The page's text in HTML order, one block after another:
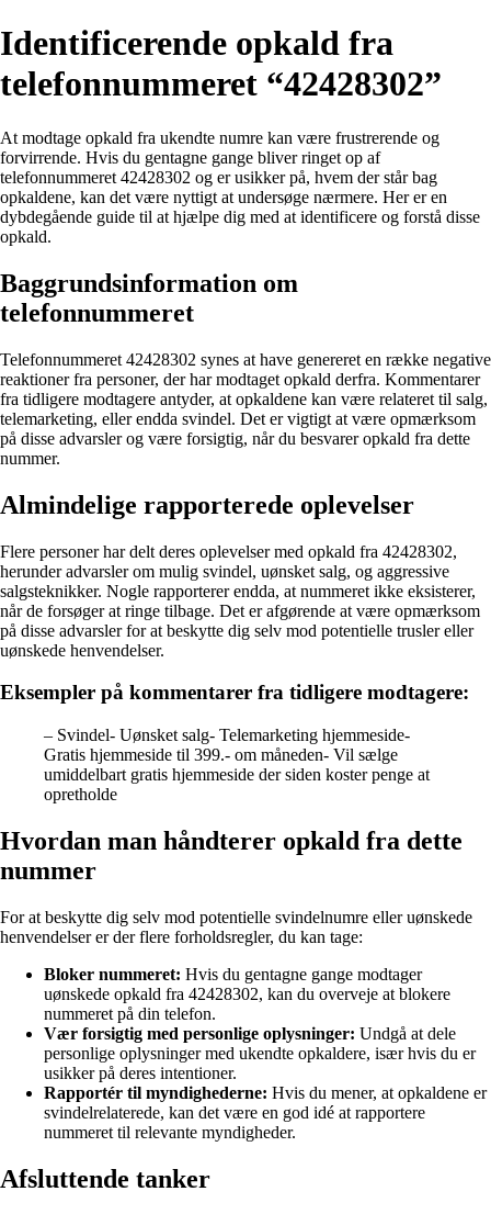
Identificerende opkald fra
telefonnummeret “42428302”
At modtage opkald fra ukendte numre kan være frustrerende og
forvirrende. Hvis du gentagne gange bliver ringet op af
telefonnummeret 42428302 og er usikker på, hvem der står bag
opkaldene, kan det være nyttigt at undersøge nærmere. Her er en
dybdegående guide til at hjælpe dig med at identificere og forstå disse
opkald.
Baggrundsinformation om
telefonnummeret
Telefonnummeret 42428302 synes at have genereret en række negative
reaktioner fra personer, der har modtaget opkald derfra. Kommentarer
fra tidligere modtagere antyder, at opkaldene kan være relateret til salg,
telemarketing, eller endda svindel. Det er vigtigt at være opmærksom
på disse advarsler og være forsigtig, når du besvarer opkald fra dette
nummer.
Almindelige rapporterede oplevelser
Flere personer har delt deres oplevelser med opkald fra 42428302,
herunder advarsler om mulig svindel, uønsket salg, og aggressive
salgsteknikker. Nogle rapporterer endda, at nummeret ikke eksisterer,
når de forsøger at ringe tilbage. Det er afgørende at være opmærksom
på disse advarsler for at beskytte dig selv mod potentielle trusler eller
uønskede henvendelser.
Eksempler på kommentarer fra tidligere modtagere:
– Svindel- Uønsket salg- Telemarketing hjemmeside-
Gratis hjemmeside til 399.- om måneden- Vil sælge
umiddelbart gratis hjemmeside der siden koster penge at
opretholde
Hvordan man håndterer opkald fra dette
nummer
For at beskytte dig selv mod potentielle svindelnumre eller uønskede
henvendelser er der flere forholdsregler, du kan tage:
Bloker nummeret: Hvis du gentagne gange modtager
uønskede opkald fra 42428302, kan du overveje at blokere
nummeret på din telefon.
Vær forsigtig med personlige oplysninger: Undgå at dele
personlige oplysninger med ukendte opkaldere, især hvis du er
usikker på deres intentioner.
Rapportér til myndighederne: Hvis du mener, at opkaldene er
svindelrelaterede, kan det være en god idé at rapportere
nummeret til relevante myndigheder.
Afsluttende tanker